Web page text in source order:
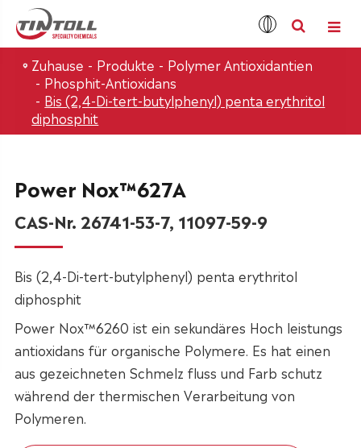
Zuhause Produkte
Polymer Antioxidantien
Phosphit-Antioxidans
Bis (2,4-Di-tert-butylphenyl) penta erythritol
diphosphit
Power Nox™627A
CAS-Nr. 26741-53-7, 11097-59-9
Bis (2,4-Di-tert-butylphenyl) penta erythritol
diphosphit
Power Nox™6260 ist ein sekundäres Hoch leistungs
antioxidans für organische Polymere. Es hat einen
aus gezeichneten Schmelz fluss und Farb schutz
während der thermischen Verarbeitung von
Polymeren.